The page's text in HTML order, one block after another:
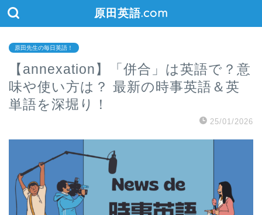
原田英語.com
原田先生の毎日英語！
【annexation】「併合」は英語で？意
味や使い方は？ 最新の時事英語＆英
単語を深堀り！
25/01/2026